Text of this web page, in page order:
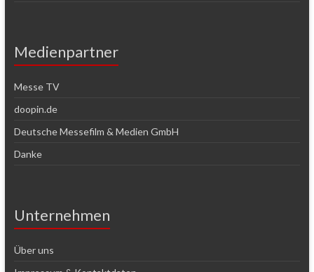
Medienpartner
Messe TV
doopin.de
Deutsche Messefilm & Medien GmbH
Danke
Unternehmen
Über uns